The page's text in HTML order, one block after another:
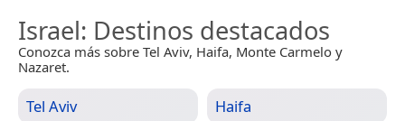
Israel: Destinos destacados
Conozca más sobre Tel Aviv, Haifa, Monte Carmelo y
Nazaret.
Tel Aviv Haifa